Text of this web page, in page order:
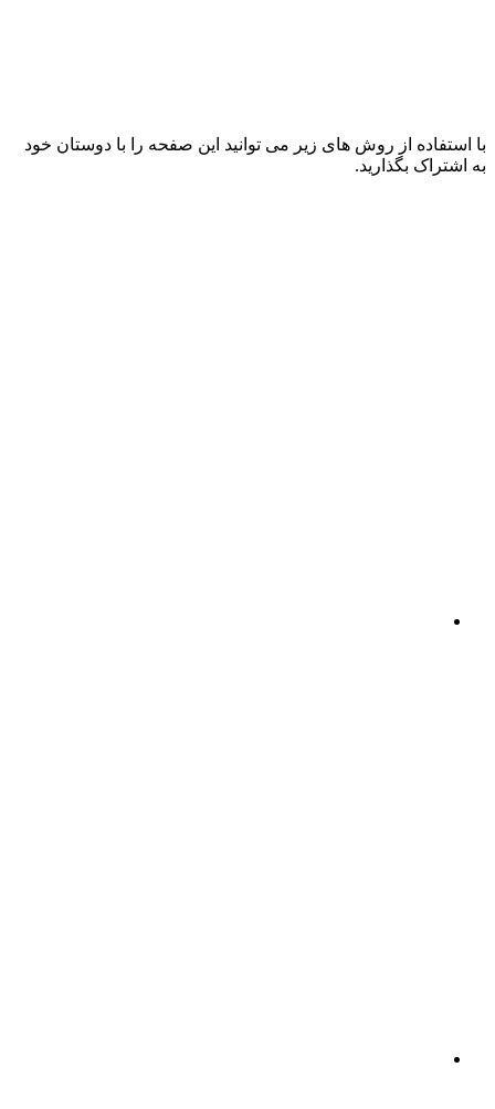
با استفاده از روش های زیر می توانید این صفحه را با دوستان خود
به اشتراک بگذارید.